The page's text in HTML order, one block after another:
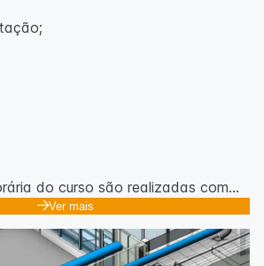
do curso são realizadas com
Ver mais